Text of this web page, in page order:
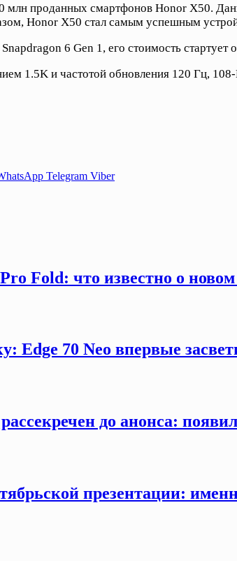
проданных смартфонов Honor X50.
Honor X50 стал самым успешным
6 Gen 1, его стоимость стартует
1.5K и частотой обновления 120 Гц,
Telegram Viber
Fold: что известно о
Edge 70 Neo впервые
до анонса:
презентации: